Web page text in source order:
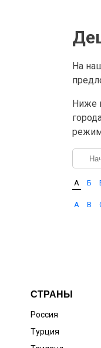
На
Ниже
А Б
A B
СТРАНЫ
Россия
Турция